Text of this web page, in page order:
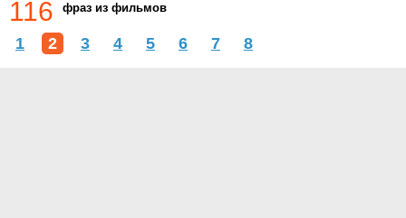
116 фраз из фильмов
1 2 3 4 5 6 7 8